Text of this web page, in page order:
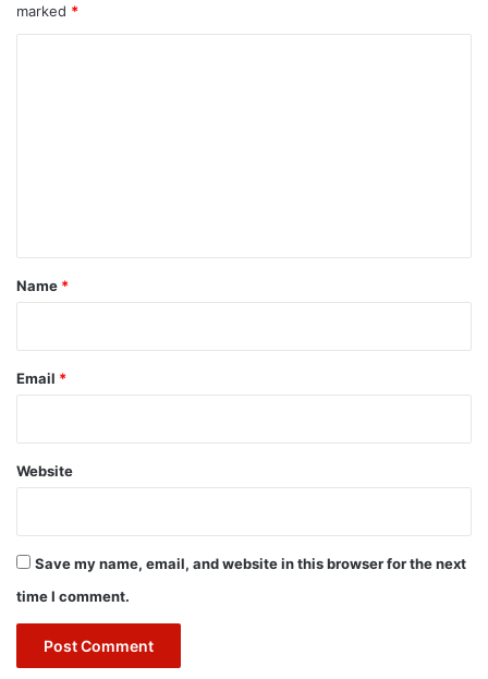
marked *
*
Name *
Email *
Website
Save my name, email, and website in this browser for the next
time I comment.